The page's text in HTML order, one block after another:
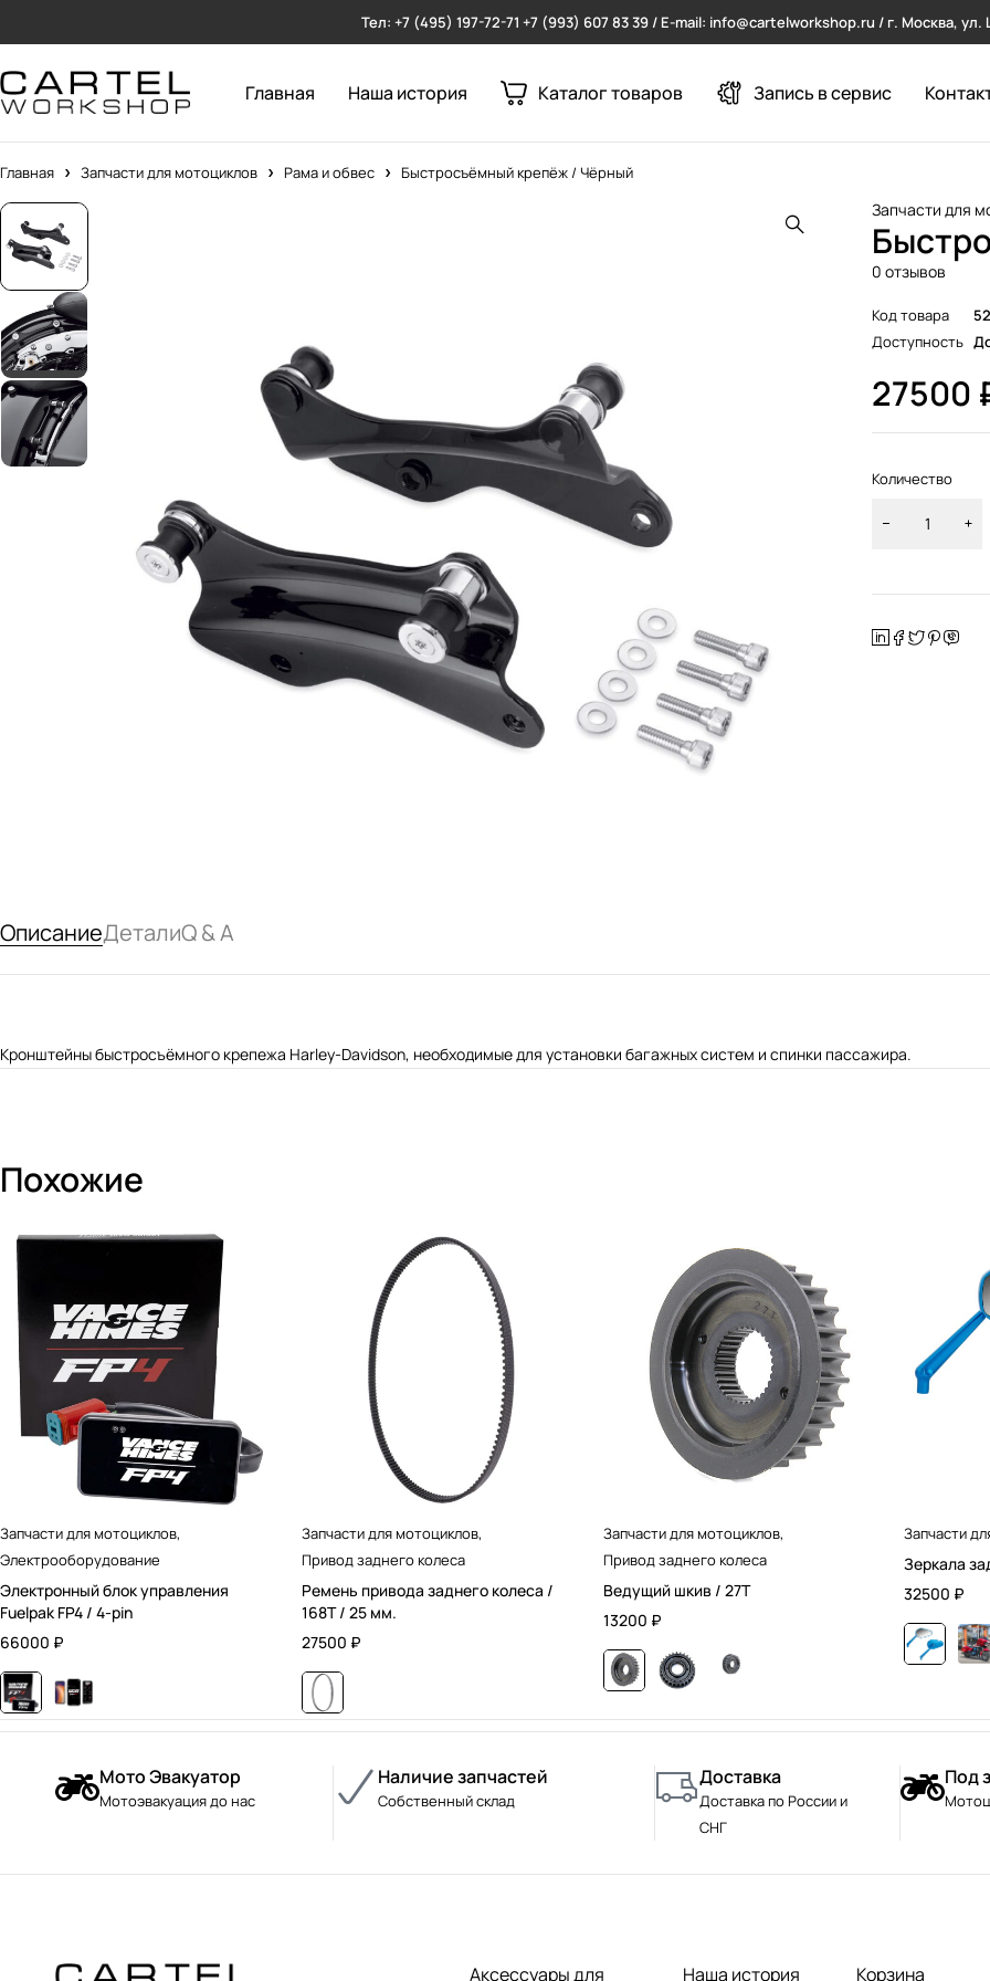
Тел: +7 (495) 197-72-71 +7 (993) 607 83 39 / E-mail: info@cartelworkshop.ru / г. Москва,
Главная Наша история Каталог товаров Запись в сервис
Главная Запчасти для мотоциклов Рама и обвес Быстросъёмный крепёж / Чёрный
Запчасти для
0 отзывов
Код товара
Доступность
27500
Количество
ОписаниеДеталиQ & A
Кронштейны быстросъёмного крепежа Harley-Davidson, необходимые для установки багажных систем и спинки пассажира.
Похожие
Запчасти для мотоциклов,
Электрооборудование
Электронный блок управления
Fuelpak FP4 / 4-pin
66000 ₽
Запчасти для мотоциклов,
Привод заднего колеса
Ремень привода заднего колеса /
168T / 25 мм.
27500 ₽
Запчасти для мотоциклов,
Привод заднего колеса
Ведущий шкив / 27T
13200 ₽
Запчасти
Зеркала
32500 ₽
Мото Эвакуатор
Мотоэвакуация до нас
Наличие запчастей
Собственный склад
Доставка
Доставка по России и
СНГ
Под
Аксессуары для Наша история Корзина